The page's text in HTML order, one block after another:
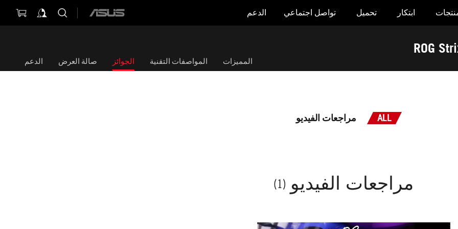
ابتكار تحميل تواصل اجتماعي الدعم
ASUS
ROG
المميزات المواصفات التقنية الجوائز صالة العرض الدعم
ALL مراجعات الفيديو
مراجعات الفيديو (1)